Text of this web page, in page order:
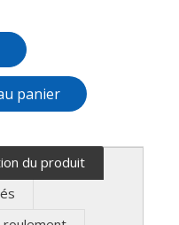
panier
du produit